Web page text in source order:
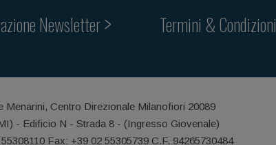
Newsletter
Termini & Condizioni
Menarini, Centro Direzionale Milanofiori 20089
- Edificio N - Strada 8 - (Ingresso Giovenale)
Fax: +39 02 55305739 C.F. 94265730484